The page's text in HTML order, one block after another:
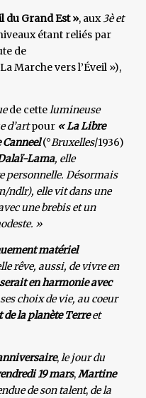
du Grand Est », aux3è et
étant reliés par
de
Marche vers l’Éveil »),
de cettelumineuse
d’artpour « La Libre
(°Bruxelles/1936)
Lama, elle
personnelle. Désormais
ndlr), elle vit dans une
une brebis et un
»
matériel
rêve, aussi, de vivre en
en harmonie avec
choix de vie, au coeur
de la planète Terreet
,le jour du
19 mars,Martine
de son talent, de la